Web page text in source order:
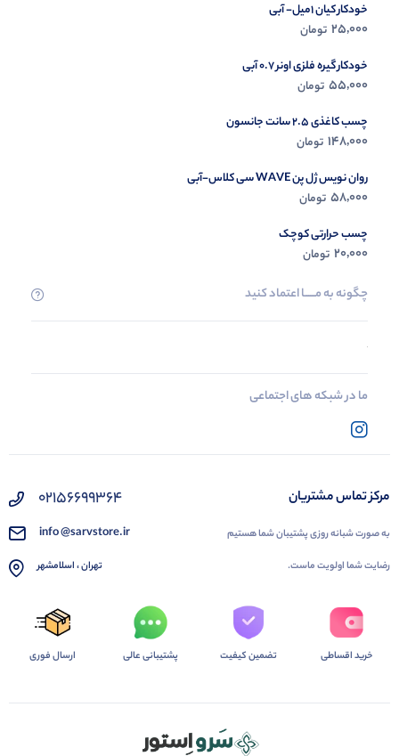
خودکار کیان 1میل- آبی
25,000 تومان
خودکار گیره فلزی اونر 0.7 آبی
55,000 تومان
چسب کاغذی 2.5 سانت جانسون
148,000 تومان
روان نویس ژل پن WAVE سی کلاس-آبی
58,000 تومان
چسب حرارتی کوچک
20,000 تومان
چگونه به مــــــا اعتماد کنید
ما در شبکه های اجتماعی
مرکز تماس مشتریان
به صورت شبانه روزی پشتیبان شما هستیم
رضایت شما اولویت ماست.
02156699364
info @sarvstore.ir
تهران ، اسلامشهر
خرید اقساطی تضمین کیفیت پشتیبانی عالی ارسال فوری